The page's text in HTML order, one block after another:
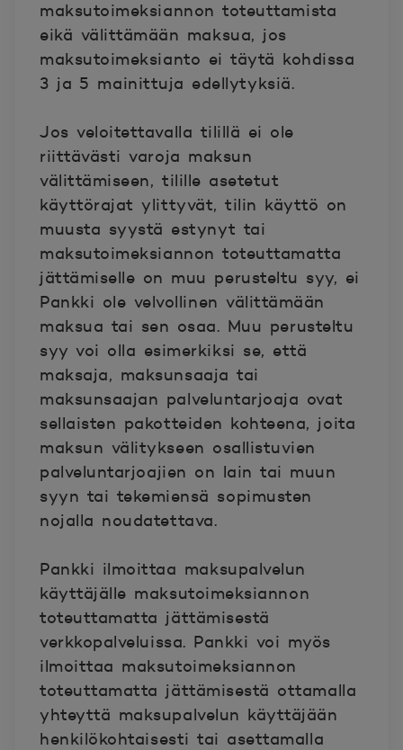
maksutoimeksiannon toteuttamista
eikä välittämään maksua, jos
maksutoimeksianto ei täytä kohdissa
3 ja 5 mainittuja edellytyksiä.
Jos veloitettavalla tilillä ei ole
riittävästi varoja maksun
välittämiseen, tilille asetetut
käyttörajat ylittyvät, tilin käyttö on
muusta syystä estynyt tai
maksutoimeksiannon toteuttamatta
jättämiselle on muu perusteltu syy, ei
Pankki ole velvollinen välittämään
maksua tai sen osaa. Muu perusteltu
syy voi olla esimerkiksi se, että
maksaja, maksunsaaja tai
maksunsaajan palveluntarjoaja ovat
sellaisten pakotteiden kohteena, joita
maksun välitykseen osallistuvien
palveluntarjoajien on lain tai muun
syyn tai tekemiensä sopimusten
nojalla noudatettava.
Pankki ilmoittaa maksupalvelun
käyttäjälle maksutoimeksiannon
toteuttamatta jättämisestä
verkkopalveluissa. Pankki voi myös
ilmoittaa maksutoimeksiannon
toteuttamatta jättämisestä ottamalla
yhteyttä maksupalvelun käyttäjään
henkilökohtaisesti tai asettamalla